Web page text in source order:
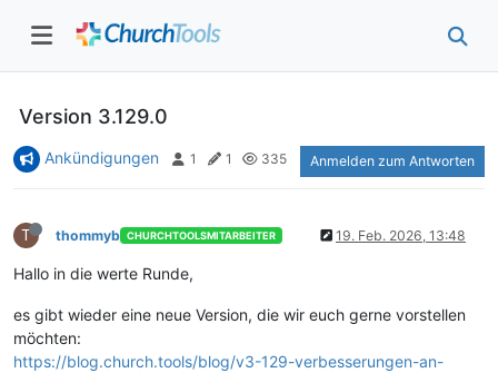
Version 3.129.0
Ankündigungen 1 1 335 Anmelden zum Antworten
T thommyb CHURCHTOOLSMITARBEITER 19. Feb. 2026, 13:48
Hallo in die werte Runde,
es gibt wieder eine neue Version, die wir euch gerne vorstellen
möchten:
https://blog.church.tools/blog/v3-129-verbesserungen-an-